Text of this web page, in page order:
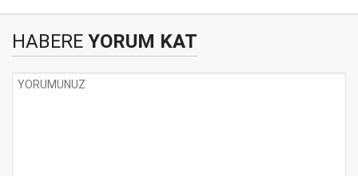
HABERE YORUM KAT